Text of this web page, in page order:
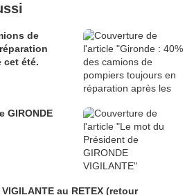
de
cet été.
GIRONDE
au RETEX (retour